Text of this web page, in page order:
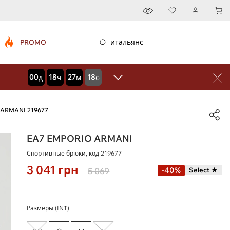
PROMO
00дней
18часов
27минут
17секунд
219677
EA7 EMPORIO ARMANI
Спортивные брюки, код219677
3 041 грн 5 069 Select ★
-40%
Размеры (INT)